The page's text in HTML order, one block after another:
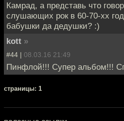
Камрад, а представь что
слушающих рок в 60-70-хх
бабушки да дедушки? :)
kott »
#44 | 08.03.16 21:49
Пинфлой!!! Супер альбом!!!
cтраницы: 1